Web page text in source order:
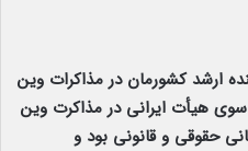
ارشد کشورمان در مذاکرات وین
سوی هیأت ایرانی در مذاکرت وین
حقوقی و قانونی بود و